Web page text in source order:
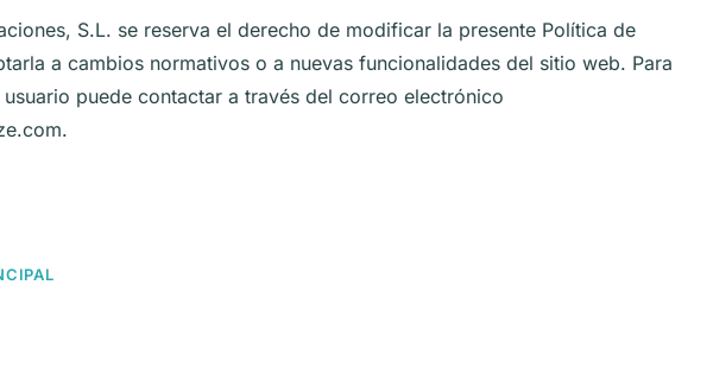
S.L. se reserva el derecho de modificar la presente Política de
a cambios normativos o a nuevas funcionalidades del sitio web. Para
puede contactar a través del correo electrónico
.